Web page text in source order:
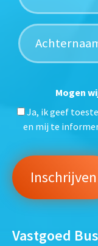
Mogen
Ja, ik geef
en mij te
Vastgoed